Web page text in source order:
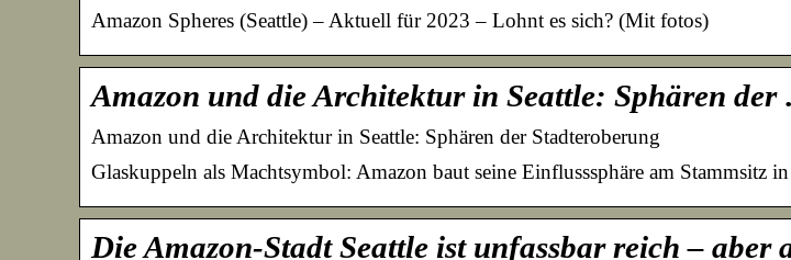
Amazon Spheres (Seattle) – Aktuell für 2023 – Lohnt es sich? (Mit fotos)
Amazon und die Architektur in Seattle: Sphären
Amazon und die Architektur in Seattle: Sphären der Stadteroberung
Glaskuppeln als Machtsymbol: Amazon baut seine Einflusssphäre am
Die Amazon-Stadt Seattle ist unfassbar reich – aber